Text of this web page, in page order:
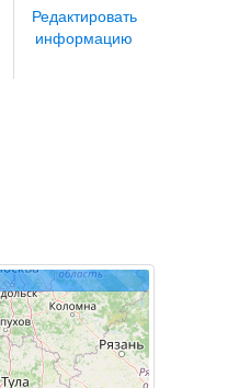
Редактировать
информацию